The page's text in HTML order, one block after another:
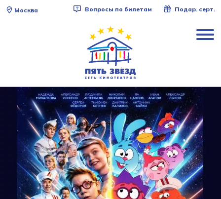
Москва Вопросы по билетам Подар. серт.